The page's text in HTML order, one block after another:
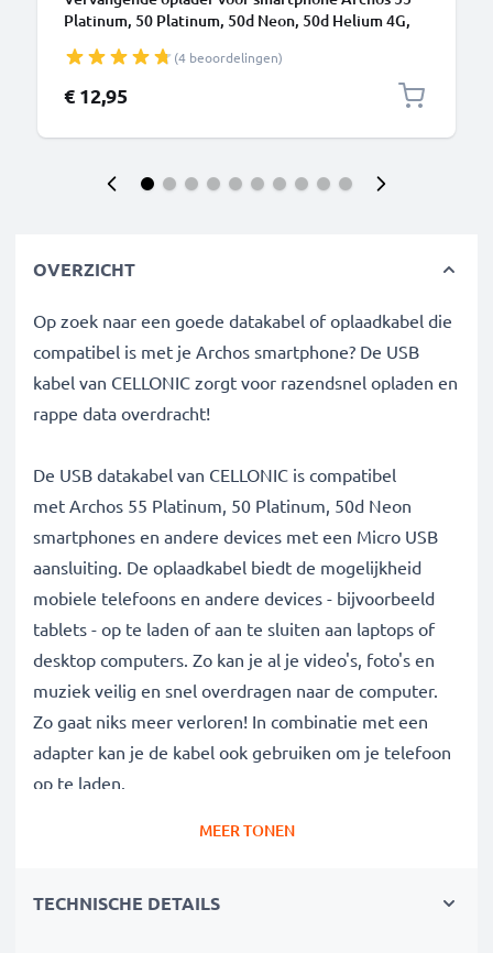
Platinum, 50 Platinum, 50d Neon, 50d Helium 4G,
1.1m
(4 beoordelingen)
€ 12,95
OVERZICHT
Op zoek naar een goede datakabel of oplaadkabel die
compatibel is met je Archos smartphone? De USB
kabel van CELLONIC zorgt voor razendsnel opladen en
rappe data overdracht!
De USB datakabel van CELLONIC is compatibel
met Archos 55 Platinum, 50 Platinum, 50d Neon
smartphones en andere devices met een Micro USB
aansluiting. De oplaadkabel biedt de mogelijkheid
mobiele telefoons en andere devices - bijvoorbeeld
tablets - op te laden of aan te sluiten aan laptops of
desktop computers. Zo kan je al je video's, foto's en
muziek veilig en snel overdragen naar de computer.
Zo gaat niks meer verloren! In combinatie met een
adapter kan je de kabel ook gebruiken om je telefoon
op te laden.
✔ Gegevensoverdracht in de kortste tijd -
MEER TONEN
TECHNISCHE DETAILS